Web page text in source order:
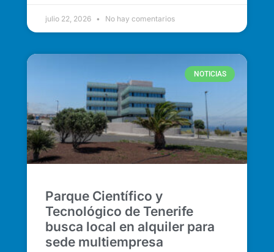
julio 22, 2026 No hay comentarios
NOTICIAS
Parque Científico y
Tecnológico de Tenerife
busca local en alquiler para
sede multiempresa